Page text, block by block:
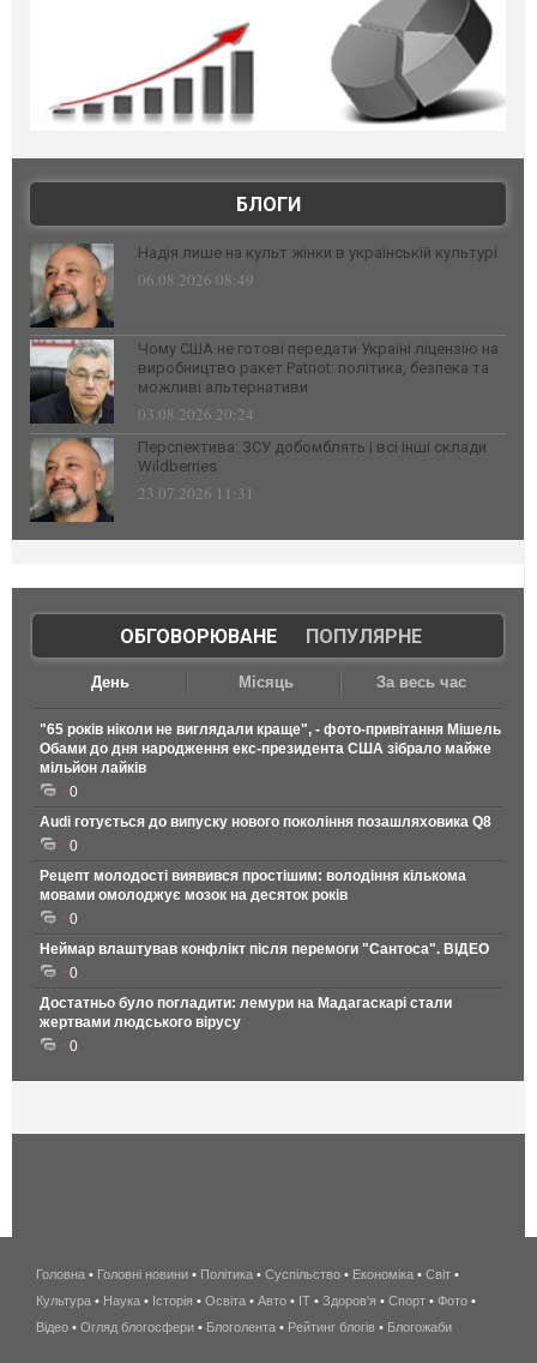
БЛОГИ
Надія лише на культ жінки в українській культурі
06.08.2026 08:49
Чому США не готові передати Україні ліцензію на
виробництво ракет Patriot: політика, безпека та
можливі альтернативи
03.08.2026 20:24
Перспектива: ЗСУ добомблять і всі інші склади
Wildberries
23.07.2026 11:31
ОБГОВОРЮВАНЕ| ПОПУЛЯРНЕ
День Місяць За весь час
"65 років ніколи не виглядали краще", - фото-привітання Мішель
Обами до дня народження екс-президента США зібрало майже
мільйон лайків
0
Audi готується до випуску нового покоління позашляховика Q8
0
Рецепт молодості виявився простішим: володіння кількома
мовами омолоджує мозок на десяток років
0
Неймар влаштував конфлікт після перемоги "Сантоса". ВІДЕО
0
Достатньо було погладити: лемури на Мадагаскарі стали
жертвами людського вірусу
0
беспроводной
интернет
киев
Головна • Головні новини • Політика • Суспільство • Економіка • Світ •
Культура • Наука • Історія • Освіта • Авто • IT • Здоров'я • Спорт • Фото •
Відео • Огляд блогосфери • Блоголента • Рейтинг блогів • Блогожаби